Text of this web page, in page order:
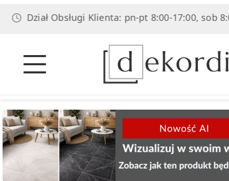
Obsługi Klienta: pn-pt 8:00-17:00, sob 8:00-14:00